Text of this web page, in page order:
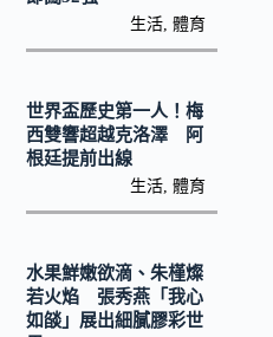
生活 ,體育
世界盃歷史第一人！梅
西雙響超越克洛澤 阿
根廷提前出線
生活 ,體育
水果鮮嫩欲滴、朱槿燦
若火焰 張秀燕「我心
如燄」展出細膩膠彩世